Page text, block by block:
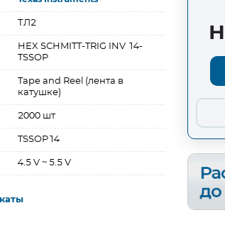
ТЛ2
HEX SCHMITT-TRIG INV 14-
TSSOP
Tape and Reel (лента в
катушке)
2000 шт
TSSOP14
4.5 V ~ 5.5 V